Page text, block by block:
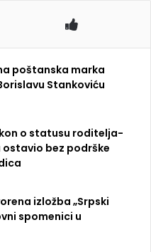
poštanska marka
Stankoviću
o statusu roditelja-
bez podrške
izložba „Srpski
spomenici u